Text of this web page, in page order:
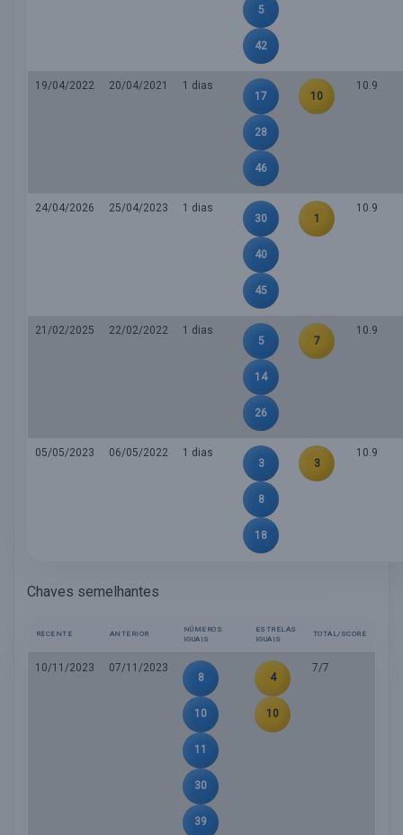
5
42
19/04/2022 20/04/2021
1 dias
17
28
46
10
10.9
24/04/2026 25/04/2023
1 dias
30
40
45
1
10.9
21/02/2025 22/02/2022
1 dias
5
14
26
7
10.9
05/05/2023 06/05/2022
1 dias
3
8
18
3
10.9
Chaves semelhantes
RECENTE ANTERIOR
NÚMEROS
IGUAIS
ESTRELAS
IGUAIS
TOTAL/SCORE
10/11/2023
07/11/2023
8
10
11
30
39
4
10
7/7